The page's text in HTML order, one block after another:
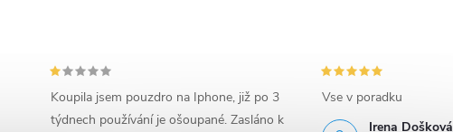
Koupila jsem pouzdro na Iphone, již po 3
týdnech používání je ošoupané. Zasláno k
Irena Došková
Vse v poradku